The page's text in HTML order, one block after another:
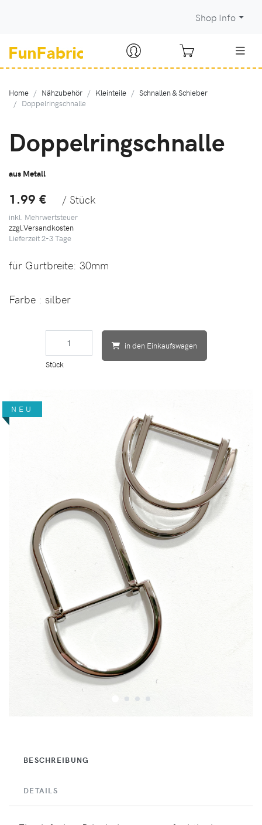
Shop Info
NEU
Home Nähzubehör Kleinteile
Schnallen & Schieber
Doppelringschnalle
Doppelringschnalle
aus Metall
1.99 € / Stück
inkl. Mehrwertsteuer
zzgl.Versandkosten
Lieferzeit 2-3Tage
für Gurtbreite: 30mm
Farbe : silber
Stück
in den Einkaufswagen
BESCHREIBUNG
DETAILS